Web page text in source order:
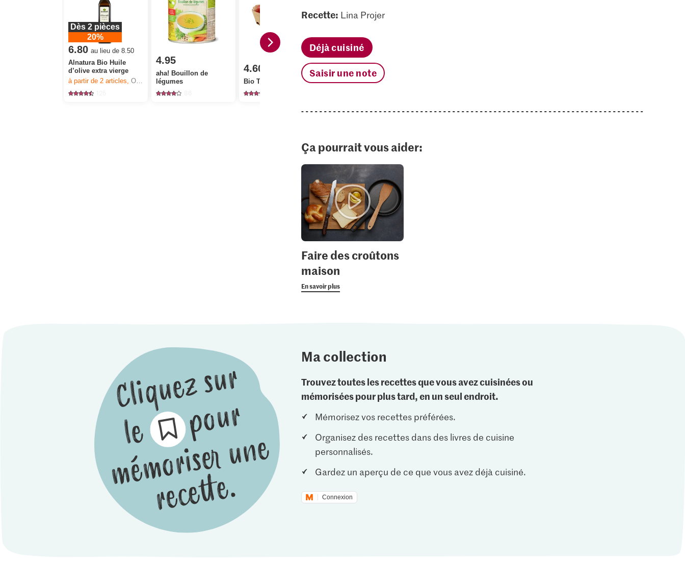
Dès 2 pièces
20%
6.80 au lieu de 8.50
Alnatura Bio Huile
d’olive extra vierge
à partir de 2articles,Offre valable du 6.8 au 12.8.2026, jusqu’à épuisement du stock.
4.95
aha! Bouillon de
légumes
4.60
Bio Tomates dattes Migros Poivrons Kapija
Recette: Lina Projer
Déjà cuisiné
Saisir une note
Ça pourrait vous aider:
Faire des croûtons
maison
En savoir plus
Ma collection
Trouvez toutes les recettes que vous avez cuisinées ou
mémorisées pour plus tard, en un seul endroit.
Mémorisez vos recettes préférées.
Organisez des recettes dans des livres de cuisine
personnalisés.
Gardez un aperçu de ce que vous avez déjà cuisiné.
Connexion